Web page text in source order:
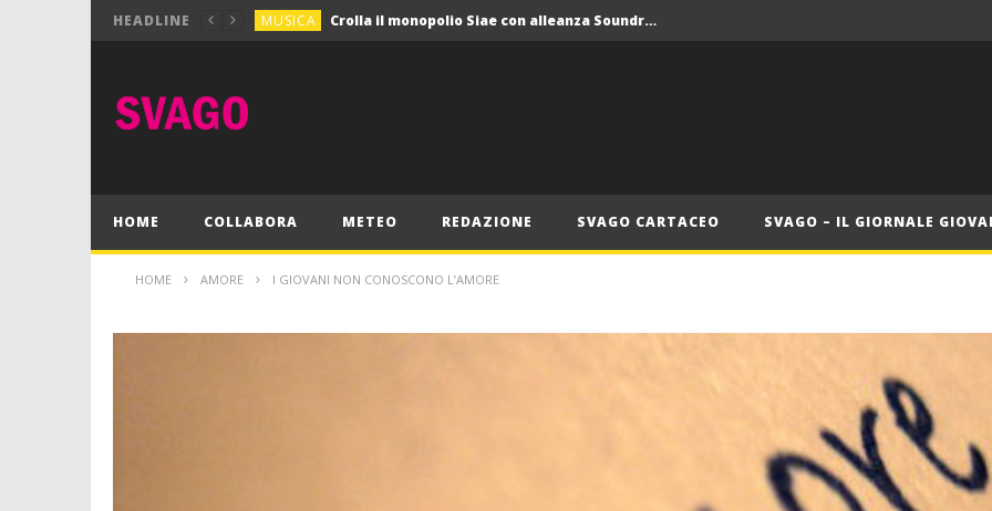
HEADLINE MUSICA Crolla il monopolio Siae con alleanza Soundreef – LEA
MUSICA Crolla il monopolio Siae con alleanza Soundreef – LEA
HOME COLLABORA METEO REDAZIONE SVAGO CARTACEO SVAGO – IL GIORNALE
HOME AMORE I GIOVANI NON CONOSCONO L’AMORE